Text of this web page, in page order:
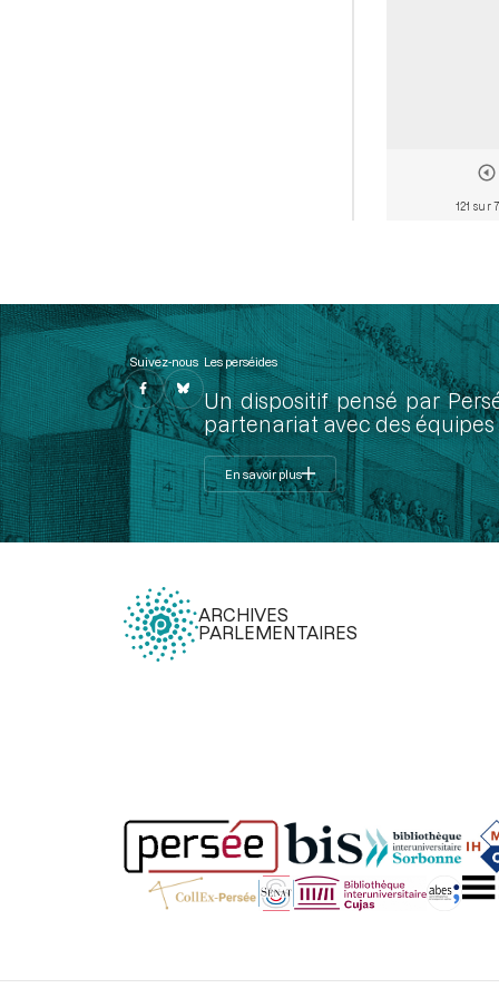
121 sur
Suivez-nous Les perséides
Un dispositif pensé par
partenariat avec des
En savoir plus
ARCHIVES
PARLEMENTAIRES
Légal